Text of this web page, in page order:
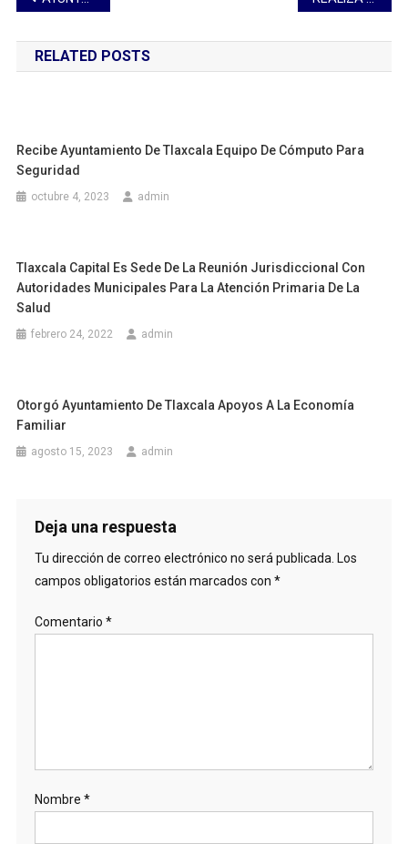
de
entradas
RELATED POSTS
Recibe Ayuntamiento De Tlaxcala Equipo De Cómputo Para
Seguridad
octubre 4, 2023 admin
Tlaxcala Capital Es Sede De La Reunión Jurisdiccional Con
Autoridades Municipales Para La Atención Primaria De La
Salud
febrero 24, 2022 admin
Otorgó Ayuntamiento De Tlaxcala Apoyos A La Economía
Familiar
agosto 15, 2023 admin
Deja una respuesta
Tu dirección de correo electrónico no será publicada. Los
campos obligatorios están marcados con *
Comentario *
Nombre *